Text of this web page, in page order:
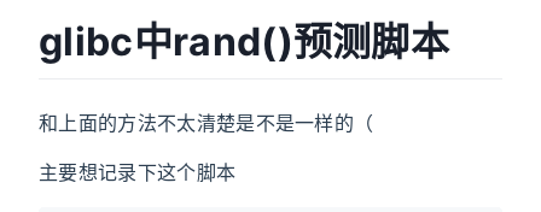
glibc中rand()预测脚本
和上面的方法不太清楚是不是一样的（
主要想记录下这个脚本